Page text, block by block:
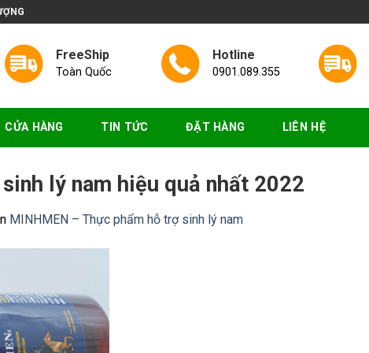
FreeShip
Toàn Quốc
Hotline
0901.089.355
CỬA HÀNG TIN TỨC ĐẶT HÀNG LIÊN HỆ
lý nam hiệu quả nhất 2022
MINHMEN – Thực phẩm hỗ trợ sinh lý nam